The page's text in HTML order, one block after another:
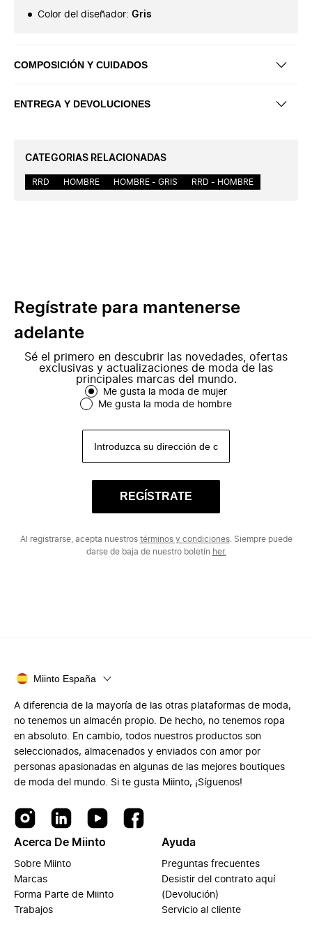
Color del diseñador: Gris
COMPOSICIÓN Y CUIDADOS
ENTREGA Y DEVOLUCIONES
CATEGORIAS RELACIONADAS
RRD HOMBRE HOMBRE - GRIS RRD - HOMBRE
Regístrate para mantenerse
adelante
Sé el primero en descubrir las novedades, ofertas
exclusivas y actualizaciones de moda de las
principales marcas del mundo.
Me gusta la moda de mujer
Me gusta la moda de hombre
REGÍSTRATE
Al registrarse, acepta nuestros términos y condiciones. Siempre puede
darse de baja de nuestro boletín her.
Miinto España
A diferencia de la mayoría de las otras plataformas de moda,
no tenemos un almacén propio. De hecho, no tenemos ropa
en absoluto. En cambio, todos nuestros productos son
seleccionados, almacenados y enviados con amor por
personas apasionadas en algunas de las mejores boutiques
de moda del mundo. Si te gusta Miinto, ¡Síguenos!
Acerca De Miinto
Sobre Miinto
Marcas
Forma Parte de Miinto
Trabajos
Ayuda
Preguntas frecuentes
Desistir del contrato aquí
(Devolución)
Servicio al cliente